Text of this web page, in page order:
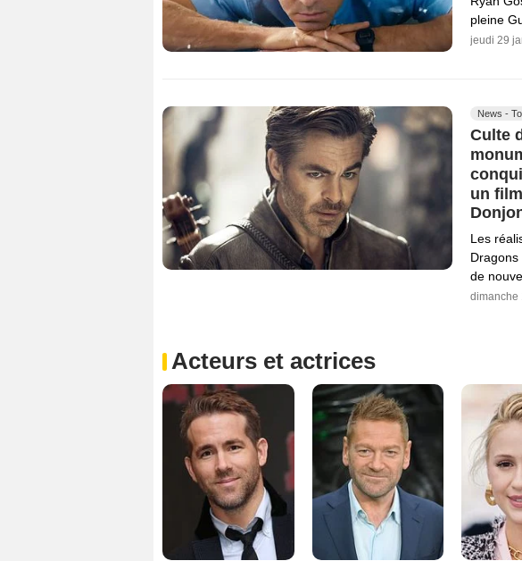
pleine
jeudi 29
News -
Culte
un
Les
Dragons
de
dimanche
Acteurs et actrices